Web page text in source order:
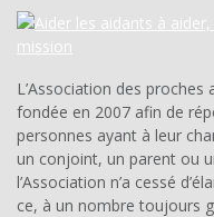
L’Association des
fondée en 2007 afin de
personnes ayant à leur
un conjoint, un parent ou
l’Association n’a cessé
ce, à un nombre toujours